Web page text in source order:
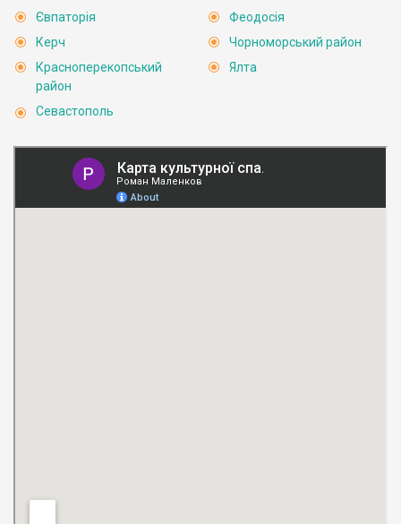
Євпаторія
Керч
Красноперекопський
район
Севастополь
Феодосія
Чорноморський район
Ялта